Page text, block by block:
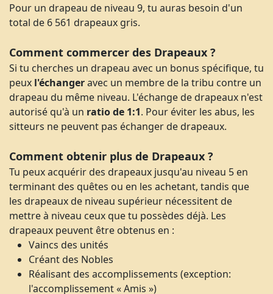
Pour un drapeau de niveau 9, tu auras besoin d'un
total de 6 561 drapeaux gris.
Comment commercer des Drapeaux ?
Si tu cherches un drapeau avec un bonus spécifique, tu
peux l'échangeravec un membre de la tribu contre un
drapeau du même niveau. L'échange de drapeaux n'est
autorisé qu'à un ratio de 1:1. Pour éviter les abus, les
sitteurs ne peuvent pas échanger de drapeaux.
Comment obtenir plus de Drapeaux ?
Tu peux acquérir des drapeaux jusqu'au niveau 5 en
terminant des quêtes ou en les achetant, tandis que
les drapeaux de niveau supérieur nécessitent de
mettre à niveau ceux que tu possèdes déjà. Les
drapeaux peuvent être obtenus en :
Vaincs des unités
Créant des Nobles
Réalisant des accomplissements (exception:
l'accomplissement « Amis »)